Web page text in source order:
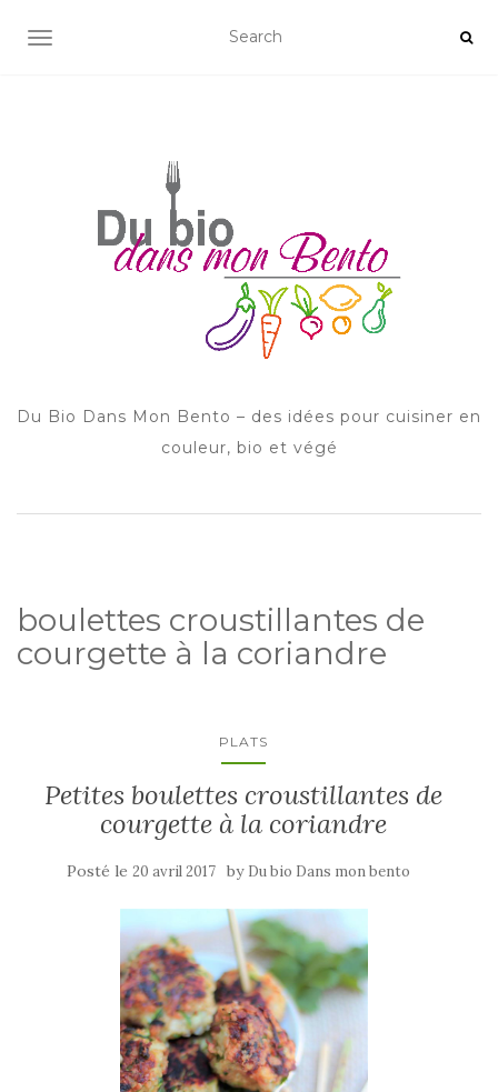
AFFICHER/MASQUER LA NAVIGATION
Du Bio Dans Mon Bento – des idées pour cuisiner en
couleur, bio et végé
boulettes croustillantes de
courgette à la coriandre
PLATS
Petites boulettes croustillantes de
courgette à la coriandre
Posté le 20 avril 2017 by Du bio Dans mon bento